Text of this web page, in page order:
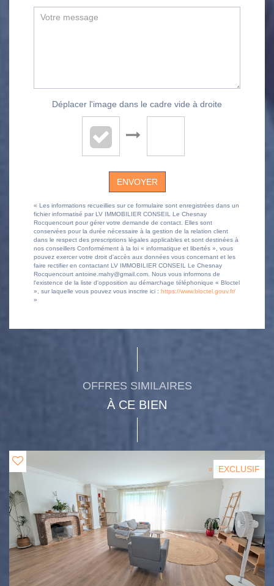
Déplacer l'image dans le cadre vide à droite
ENVOYER
« Les informations recueillies sur ce formulaire sont enregistrées dans un
fichier informatisé par LV IMMOBILIER CONSEIL Le Chesnay
Rocquencourt pour gérer votre demande de contact. Elles sont
conservées pour la durée nécessaire à la gestion de la relation client
dans le respect des prescriptions légales applicables et sont destinées à
nos conseillers Conformément à la loi « informatique et libertés », vous
pouvez exercer votre droit d'accès aux données vous concernant et les
faire rectifier en contactant LV IMMOBILIER CONSEIL Le Chesnay
Rocquencourt antoine.mahy@gmail.com. Nous vous informons de
l'existence de la liste d'opposition au démarchage téléphonique « Bloctel
», sur laquelle vous pouvez vous inscrire ici : https://www.bloctel.gouv.fr/
»
OFFRES SIMILAIRES
À CE BIEN
EXCLUSIF